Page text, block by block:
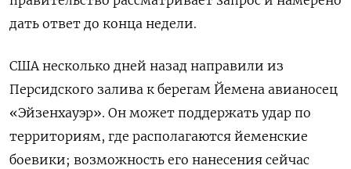
дать ответ до конца недели.
США несколько дней назад направили из
Персидского залива к берегам Йемена авианосец
«Эйзенхауэр». Он может поддержать удар по
территориям, где располагаются йеменские
боевики; возможность его нанесения сейчас